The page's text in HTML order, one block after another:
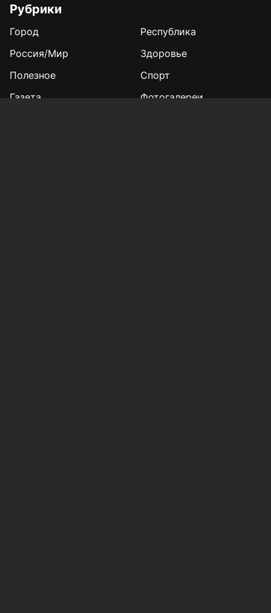
Рубрики
Город
Республика
Россия/Мир
Здоровье
Полезное
Спорт
Газета
Фотогалереи